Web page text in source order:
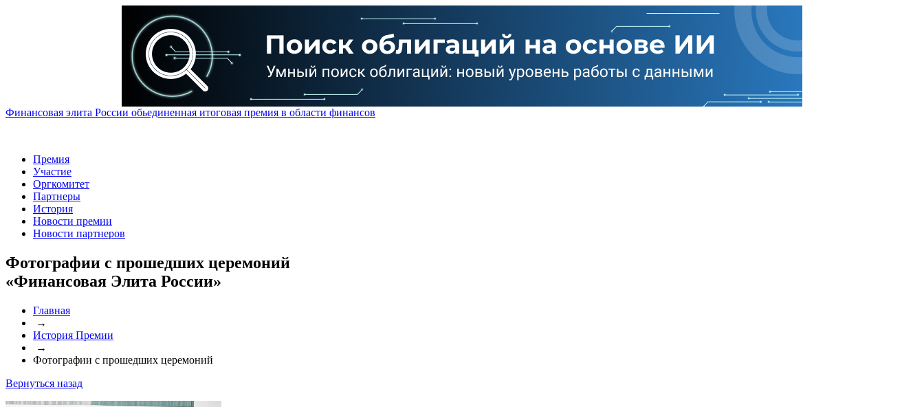
Финансовая элита России обьединенная итоговая премия в области финансов
Премия
Участие
Оргкомитет
Партнеры
История
Новости премии
Новости партнеров
Фотографии с прошедших церемоний
«Финансовая Элита России»
Главная
→
История Премии
→
Фотографии с прошедших церемоний
Вернуться назад